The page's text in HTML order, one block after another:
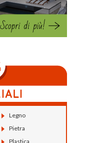
Legno
Pietra
Plastica